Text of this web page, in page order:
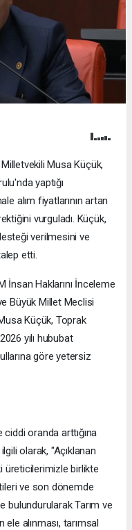
Musa Küçük,
yaptığı
alım fiyatlarının artan
vurguladı. Küçük,
verilmesini ve
etti.
İnsan Haklarını İnceleme
Büyük Millet Meclisi
Küçük, Toprak
yılı hububat
göre yetersiz
oranda arttığına
olarak, "Açıklanan
üreticilerimizle birlikte
ve son dönemde
Tarım ve
ele alınması, tarımsal